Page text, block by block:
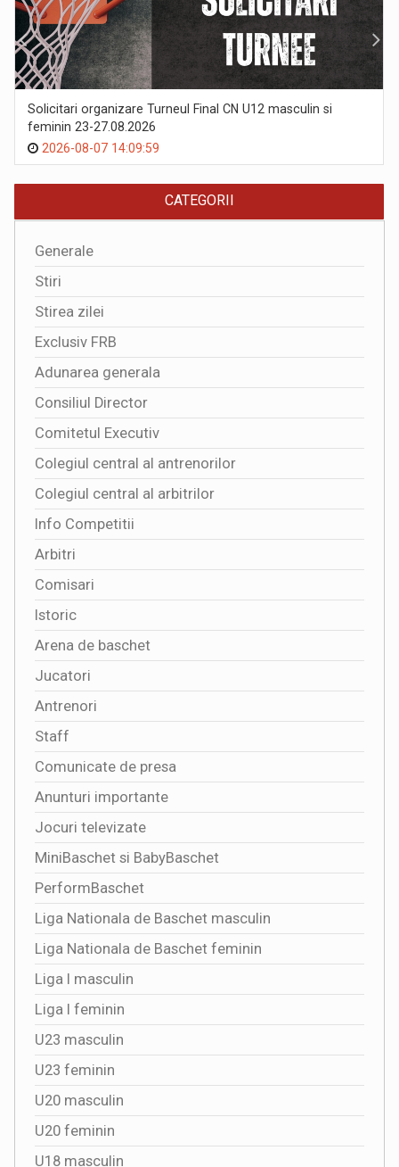
Solicitari organizare Turneul Final CN U12 masculin si
feminin 23-27.08.2026
2026-08-07 14:09:59
CATEGORII
Generale
Stiri
Stirea zilei
Exclusiv FRB
Adunarea generala
Consiliul Director
Comitetul Executiv
Colegiul central al antrenorilor
Colegiul central al arbitrilor
Info Competitii
Arbitri
Comisari
Istoric
Arena de baschet
Jucatori
Antrenori
Staff
Comunicate de presa
Anunturi importante
Jocuri televizate
MiniBaschet si BabyBaschet
PerformBaschet
Liga Nationala de Baschet masculin
Liga Nationala de Baschet feminin
Liga I masculin
Liga I feminin
U23 masculin
U23 feminin
U20 masculin
U20 feminin
U18 masculin